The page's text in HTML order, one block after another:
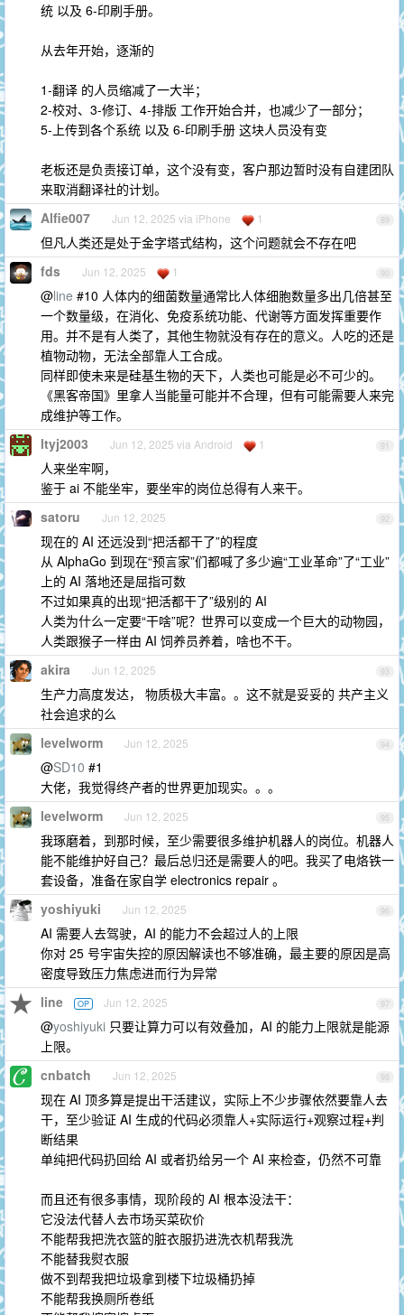
统 以及 6-印刷手册。
从去年开始，逐渐的
1-翻译 的人员缩减了一大半；
2-校对、3-修订、4-排版 工作开始合并，也减少了一部分；
5-上传到各个系统 以及 6-印刷手册 这块人员没有变
老板还是负责接订单，这个没有变，客户那边暂时没有自建团队
来取消翻译社的计划。
89
Alfie007 Jun 12, 2025 via iPhone 1
但凡人类还是处于金字塔式结构，这个问题就会不存在吧
90
fds Jun 12, 2025 1
@line #10 人体内的细菌数量通常比人体细胞数量多出几倍甚至
一个数量级，在消化、免疫系统功能、代谢等方面发挥重要作
用。并不是有人类了，其他生物就没有存在的意义。人吃的还是
植物动物，无法全部靠人工合成。
同样即使未来是硅基生物的天下，人类也可能是必不可少的。
《黑客帝国》里拿人当能量可能并不合理，但有可能需要人来完
成维护等工作。
91
ltyj2003 Jun 12, 2025 via Android 1
人来坐牢啊，
鉴于 ai 不能坐牢，要坐牢的岗位总得有人来干。
92
satoru Jun 12, 2025
现在的 AI 还远没到“把活都干了”的程度
从 AlphaGo 到现在“预言家”们都喊了多少遍“工业革命”了“工业”
上的 AI 落地还是屈指可数
不过如果真的出现“把活都干了”级别的 AI
人类为什么一定要“干啥”呢？世界可以变成一个巨大的动物园，
人类跟猴子一样由 AI 饲养员养着，啥也不干。
93
akira Jun 12, 2025
生产力高度发达， 物质极大丰富。。这不就是妥妥的 共产主义
社会追求的么
94
levelworm Jun 12, 2025
@SD10 #1
大佬，我觉得终产者的世界更加现实。。。
95
levelworm Jun 12, 2025
我琢磨着，到那时候，至少需要很多维护机器人的岗位。机器人
能不能维护好自己？最后总归还是需要人的吧。我买了电烙铁一
套设备，准备在家自学 electronics repair 。
96
yoshiyuki Jun 12, 2025
AI 需要人去驾驶，AI 的能力不会超过人的上限
你对 25 号宇宙失控的原因解读也不够准确，最主要的原因是高
密度导致压力焦虑进而行为异常
97
line OP Jun 12, 2025
@yoshiyuki 只要让算力可以有效叠加，AI 的能力上限就是能源
上限。
98
cnbatch Jun 12, 2025
现在 AI 顶多算是提出干活建议，实际上不少步骤依然要靠人去
干，至少验证 AI 生成的代码必须靠人+实际运行+观察过程+判
断结果
单纯把代码扔回给 AI 或者扔给另一个 AI 来检查，仍然不可靠
而且还有很多事情，现阶段的 AI 根本没法干：
它没法代替人去市场买菜砍价
不能帮我把洗衣篮的脏衣服扔进洗衣机帮我洗
不能替我熨衣服
做不到帮我把垃圾拿到楼下垃圾桶扔掉
不能帮我换厕所卷纸